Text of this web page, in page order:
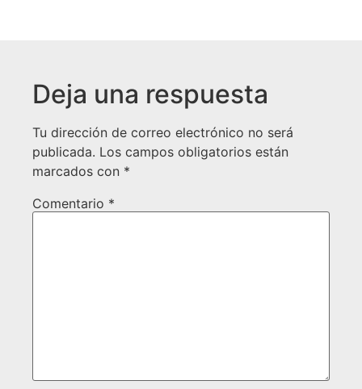
Deja una respuesta
Tu dirección de correo electrónico no será
publicada. Los campos obligatorios están
marcados con *
Comentario *